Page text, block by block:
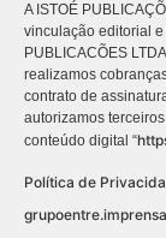
A ISTOÉ
vinculação editorial e
PUBLICACÕES
realizamos
contrato de
autorizamos
conteúdo digital “
Política de